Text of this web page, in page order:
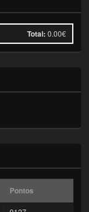
Total: 0.00€
Pontos